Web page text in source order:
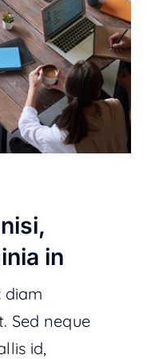
in
diam
Sed neque
id,